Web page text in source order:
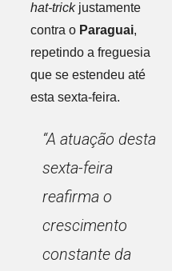
hat-trickjustamente
contra o Paraguai,
repetindo a freguesia
que se estendeu até
esta sexta-feira.
“A atuação desta
sexta-feira
reafirma o
crescimento
constante da